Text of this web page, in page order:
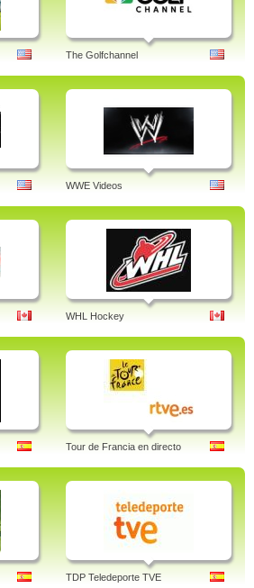
The Golfchannel
WWE Videos
WHL Hockey
Tour de Francia en directo
TDP Teledeporte TVE